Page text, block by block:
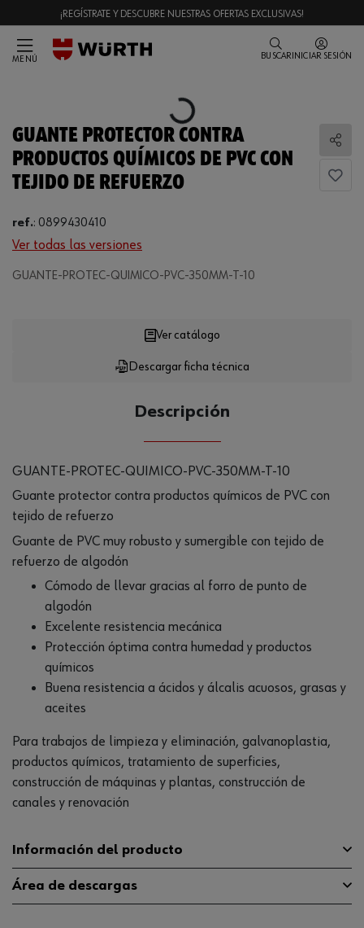
¡REGÍSTRATE Y DESCUBRE NUESTRAS OFERTAS EXCLUSIVAS!
MENÚ BUSCAR INICIAR SESIÓN
Loading...
GUANTE PROTECTOR CONTRA
PRODUCTOS QUÍMICOS DE PVC CON
TEJIDO DE REFUERZO
ref.: 0899430410
Ver todas las versiones
GUANTE-PROTEC-QUIMICO-PVC-350MM-T-10
Loading...
Descargar ficha técnica
Ver catálogo
Descripción
GUANTE-PROTEC-QUIMICO-PVC-350MM-T-10
Guante protector contra productos químicos de PVC con
tejido de refuerzo
Guante de PVC muy robusto y sumergible con tejido de
refuerzo de algodón
Cómodo de llevar gracias al forro de punto de
algodón
Excelente resistencia mecánica
Protección óptima contra humedad y productos
químicos
Buena resistencia a ácidos y álcalis acuosos, grasas y
aceites
Para trabajos de limpieza y eliminación, galvanoplastia,
productos químicos, tratamiento de superficies,
construcción de máquinas y plantas, construcción de
canales y renovación
Información del producto
Acabado interior Tricot de algodón
Área de descargas